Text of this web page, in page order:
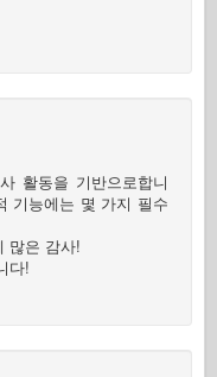
활동을 기반으로합니
기능에는 몇 가지 필수
많은 감사!
다!